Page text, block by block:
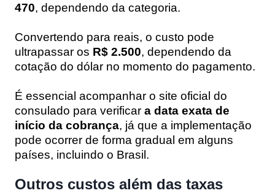
470, dependendo da categoria.
Convertendo para reais, o custo pode
ultrapassar os R$ 2.500, dependendo da
cotação do dólar no momento do pagamento.
É essencial acompanhar o site oficial do
consulado para verificar a data exata de
início da cobrança, já que a implementação
pode ocorrer de forma gradual em alguns
países, incluindo o Brasil.
Outros custos além das taxas